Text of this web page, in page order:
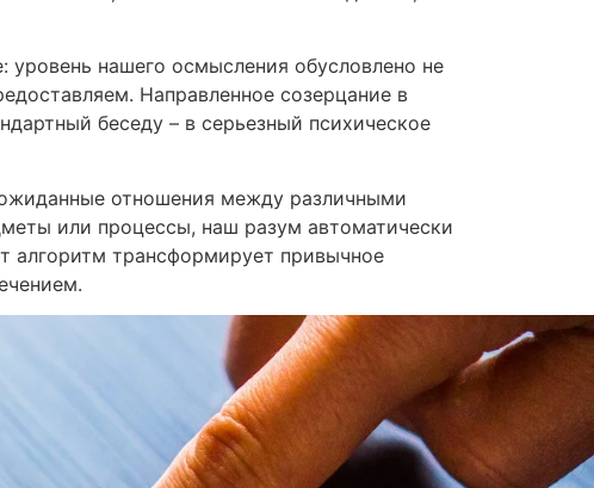
нашего осмысления обусловлено не
Направленное созерцание в
беседу – в серьезный психическое
отношения между различными
или процессы, наш разум автоматически
алгоритм трансформирует привычное